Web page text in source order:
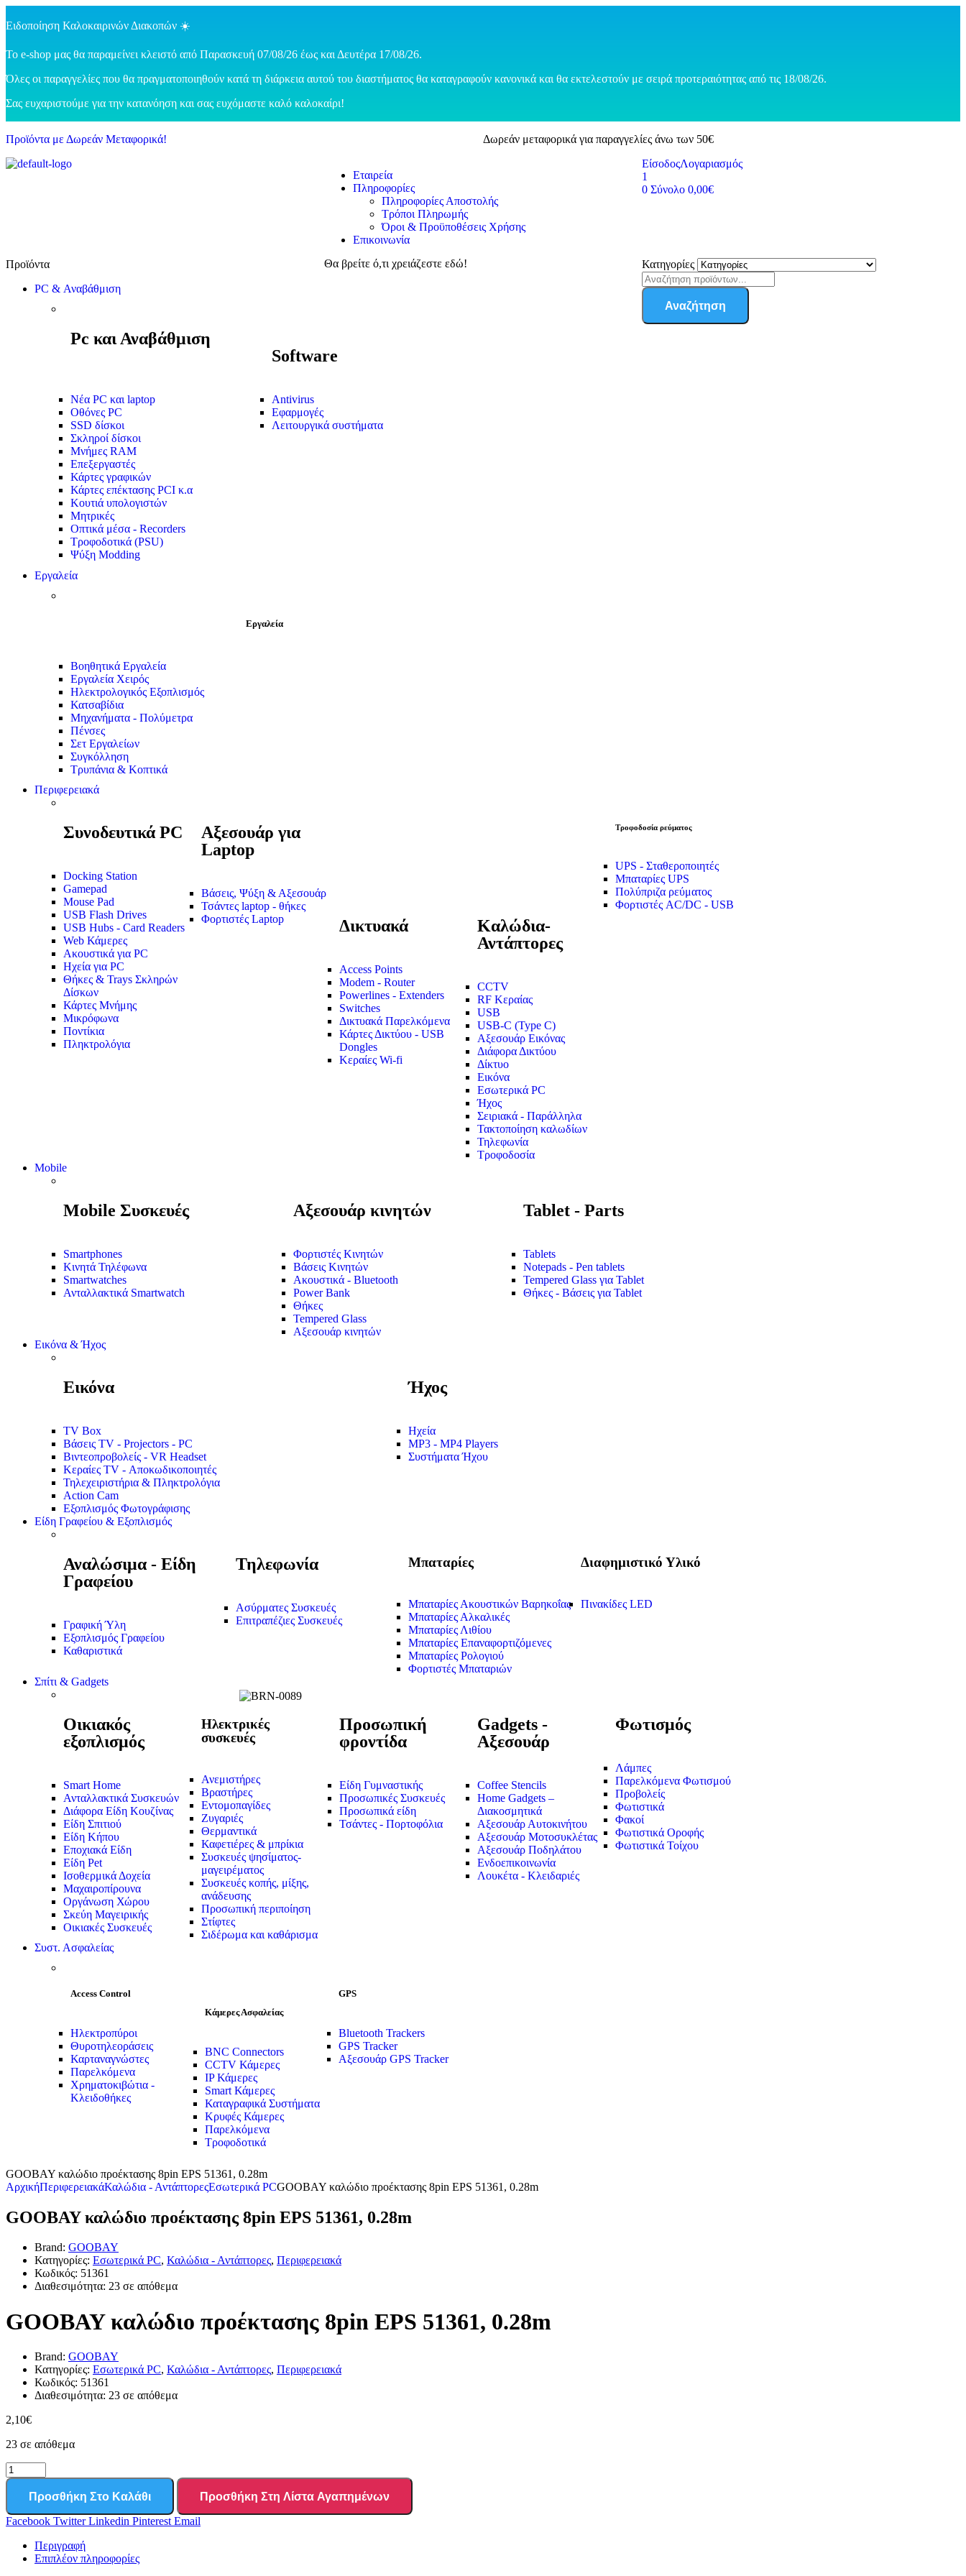
Ειδοποίηση Καλοκαιρινών Διακοπών ☀️
Το e-shop μας θα παραμείνει κλειστό από Παρασκευή 07/08/26 έως και Δευτέρα 17/08/26.
Όλες οι παραγγελίες που θα πραγματοποιηθούν κατά τη διάρκεια αυτού του διαστήματος θα καταγραφούν κανονικά και θα εκτελεστούν με σειρά προτεραιότητας από τις 18/08/26.
Σας ευχαριστούμε για την κατανόηση και σας ευχόμαστε καλό καλοκαίρι!
Προϊόντα με Δωρεάν Μεταφορικά! Δωρεάν μεταφορικά για παραγγελίες άνω των 50€
Εταιρεία
Πληροφορίες
Πληροφορίες Αποστολής
Τρόποι Πληρωμής
Όροι & Προϋποθέσεις Χρήσης
Επικοινωνία
ΕίσοδοςΛογαριασμός
1
0Σύνολο 0,00€
PC & Αναβάθμιση
Pc και Αναβάθμιση
Software
Νέα PC και laptop
Οθόνες PC
SSD δίσκοι
Σκληροί δίσκοι
Μνήμες RAM
Επεξεργαστές
Κάρτες γραφικών
Κάρτες επέκτασης PCI κ.α
Κουτιά υπολογιστών
Μητρικές
Οπτικά μέσα - Recorders
Τροφοδοτικά (PSU)
Ψύξη Modding
Antivirus
Εφαρμογές
Λειτουργικά συστήματα
Εργαλεία
Εργαλεία
Βοηθητικά Εργαλεία
Εργαλεία Χειρός
Ηλεκτρολογικός Εξοπλισμός
Κατσαβίδια
Μηχανήματα - Πολύμετρα
Πένσες
Σετ Εργαλείων
Συγκόλληση
Τρυπάνια & Κοπτικά
Περιφερειακά
Συνοδευτικά PC
Docking Station
Gamepad
Mouse Pad
USB Flash Drives
USB Hubs - Card Readers
Web Κάμερες
Ακουστικά για PC
Ηχεία για PC
Θήκες & Trays Σκληρών
Δίσκων
Κάρτες Μνήμης
Μικρόφωνα
Ποντίκια
Πληκτρολόγια
Αξεσουάρ για
Laptop
Βάσεις, Ψύξη & Αξεσουάρ
Τσάντες laptop - θήκες
Φορτιστές Laptop
Δικτυακά
Access Points
Modem - Router
Powerlines - Extenders
Switches
Δικτυακά Παρελκόμενα
Κάρτες Δικτύου - USB
Dongles
Κεραίες Wi-fi
Καλώδια-
Αντάπτορες
CCTV
RF Κεραίας
USB
USB-C (Type C)
Αξεσουάρ Εικόνας
Διάφορα Δικτύου
Δίκτυο
Εικόνα
Εσωτερικά PC
Ήχος
Σειριακά - Παράλληλα
Τακτοποίηση καλωδίων
Τηλεφωνία
Τροφοδοσία
Τροφοδοσία ρεύματος
UPS - Σταθεροποιητές
Μπαταρίες UPS
Πολύπριζα ρεύματος
Φορτιστές AC/DC - USB
Mobile
Mobile Συσκευές
Smartphones
Κινητά Τηλέφωνα
Smartwatches
Ανταλλακτικά Smartwatch
Αξεσουάρ κινητών
Φορτιστές Κινητών
Βάσεις Κινητών
Ακουστικά - Bluetooth
Power Bank
Θήκες
Tempered Glass
Αξεσουάρ κινητών
Tablet - Parts
Tablets
Notepads - Pen tablets
Tempered Glass για Tablet
Θήκες - Βάσεις για Tablet
Εικόνα & Ήχος
Εικόνα
TV Box
Βάσεις TV - Projectors - PC
Βιντεοπροβολείς - VR Headset
Κεραίες TV - Αποκωδικοποιητές
Τηλεχειριστήρια & Πληκτρολόγια
Action Cam
Εξοπλισμός Φωτογράφισης
Ήχος
Ηχεία
MP3 - MP4 Players
Συστήματα Ήχου
Είδη Γραφείου & Εξοπλισμός
Αναλώσιμα - Είδη
Γραφείου
Γραφική Ύλη
Εξοπλισμός Γραφείου
Καθαριστικά
Τηλεφωνία
Ασύρματες Συσκευές
Επιτραπέζιες Συσκευές
Μπαταρίες
Μπαταρίες Ακουστικών Βαρηκοΐας
Μπαταρίες Αλκαλικές
Μπαταρίες Λιθίου
Μπαταρίες Επαναφορτιζόμενες
Μπαταρίες Ρολογιού
Φορτιστές Μπαταριών
Διαφημιστικό Υλικό
Πινακίδες LED
Σπίτι & Gadgets
Οικιακός
εξοπλισμός
Smart Home
Ανταλλακτικά Συσκευών
Διάφορα Είδη Κουζίνας
Είδη Σπιτιού
Είδη Κήπου
Εποχιακά Είδη
Είδη Pet
Ισοθερμικά Δοχεία
Μαχαιροπίρουνα
Οργάνωση Χώρου
Σκεύη Μαγειρικής
Οικιακές Συσκευές
Ηλεκτρικές
συσκευές
Ανεμιστήρες
Βραστήρες
Εντομοπαγίδες
Ζυγαριές
Θερμαντικά
Καφετιέρες & μπρίκια
Συσκευές ψησίματος-
μαγειρέματος
Συσκευές κοπής, μίξης,
ανάδευσης
Προσωπική περιποίηση
Στίφτες
Σιδέρωμα και καθάρισμα
Προσωπική
φροντίδα
Είδη Γυμναστικής
Προσωπικές Συσκευές
Προσωπικά είδη
Τσάντες - Πορτοφόλια
Gadgets -
Αξεσουάρ
Coffee Stencils
Home Gadgets –
Διακοσμητικά
Αξεσουάρ Αυτοκινήτου
Αξεσουάρ Μοτοσυκλέτας
Αξεσουάρ Ποδηλάτου
Ενδοεπικοινωνία
Λουκέτα - Κλειδαριές
Φωτισμός
Λάμπες
Παρελκόμενα Φωτισμού
Προβολείς
Φωτιστικά
Φακοί
Φωτιστικά Οροφής
Φωτιστικά Τοίχου
Συστ. Ασφαλείας
Access Control
Ηλεκτροπύροι
Θυροτηλεοράσεις
Καρταναγνώστες
Παρελκόμενα
Χρηματοκιβώτια -
Κλειδοθήκες
Κάμερες Ασφαλείας
BNC Connectors
CCTV Κάμερες
IP Κάμερες
Smart Κάμερες
Καταγραφικά Συστήματα
Κρυφές Κάμερες
Παρελκόμενα
Τροφοδοτικά
GPS
Bluetooth Trackers
GPS Tracker
Αξεσουάρ GPS Tracker
Θα βρείτε ό,τι χρειάζεστε εδώ! Κατηγορίες
Αναζήτηση
GOOBAY καλώδιο προέκτασης 8pin EPS 51361, 0.28m
ΑρχικήΠεριφερειακάΚαλώδια - ΑντάπτορεςΕσωτερικά PCGOOBAY καλώδιο προέκτασης 8pin EPS 51361, 0.28m
GOOBAY καλώδιο προέκτασης 8pin EPS 51361, 0.28m
Brand: GOOBAY
Κατηγορίες: Εσωτερικά PC, Καλώδια - Αντάπτορες, Περιφερειακά
Κωδικός: 51361
Διαθεσιμότητα: 23 σε απόθεμα
GOOBAY καλώδιο προέκτασης 8pin EPS 51361, 0.28m
Brand: GOOBAY
Κατηγορίες: Εσωτερικά PC, Καλώδια - Αντάπτορες, Περιφερειακά
Κωδικός: 51361
Διαθεσιμότητα: 23 σε απόθεμα
2,10€
23 σε απόθεμα
Προσθήκη Στο Καλάθι Προσθήκη Στη Λίστα Αγαπημένων
Facebook Twitter Linkedin Pinterest Email
Περιγραφή
Επιπλέον πληροφορίες